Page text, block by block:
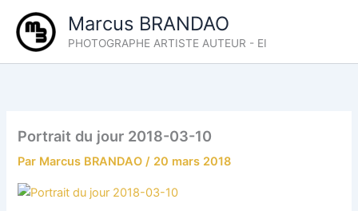
contenu
Marcus BRANDAO
PHOTOGRAPHE ARTISTE AUTEUR - EI
Portrait du jour 2018-03-10
Par Marcus BRANDAO/ 20 mars 2018